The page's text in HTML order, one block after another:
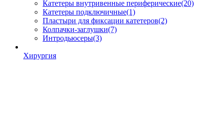
Катетеры внутривенные периферические(20)
Катетеры подключичные(1)
Пластыри для фиксации катетеров(2)
Колпачки-заглушки(7)
Интродьюсеры(3)
Хирургия